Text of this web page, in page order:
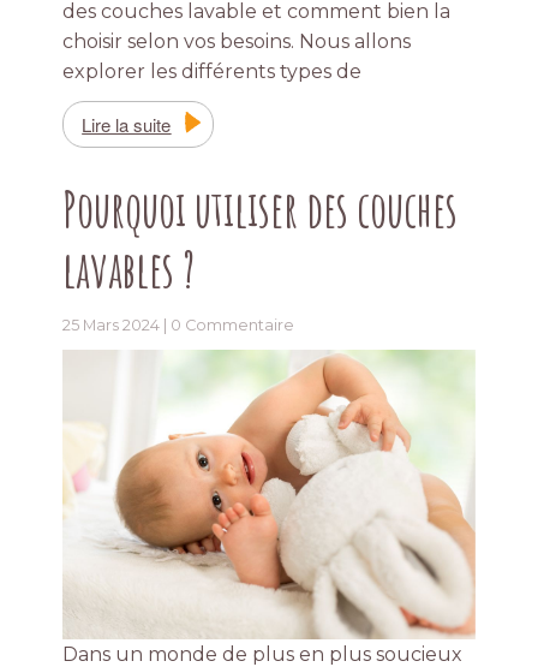
des couches lavable et comment bien la
choisir selon vos besoins. Nous allons
explorer les différents types de
Lire la suite
Pourquoi utiliser des couches
lavables ?
25 Mars 2024 | 0 Commentaire
Dans un monde de plus en plus soucieux